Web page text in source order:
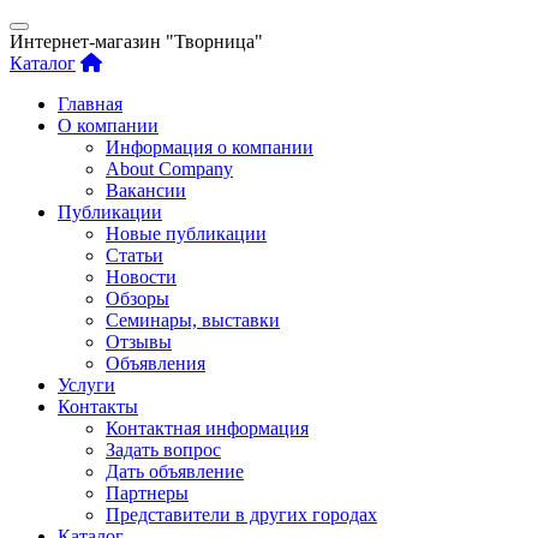
Интернет-магазин "Творница"
Каталог
Главная
О компании
Информация о компании
About Company
Вакансии
Публикации
Новые публикации
Статьи
Новости
Обзоры
Семинары, выставки
Отзывы
Объявления
Услуги
Контакты
Контактная информация
Задать вопрос
Дать объявление
Партнеры
Представители в других городах